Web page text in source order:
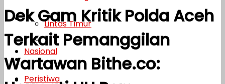
Lifestyle
Kesehatan
Opini
DPKA
Lintas Timur
Nasional
Peristiwa
Dek Gam Kritik Polda Aceh
Terkait Pemanggilan
Wartawan Bithe.co: